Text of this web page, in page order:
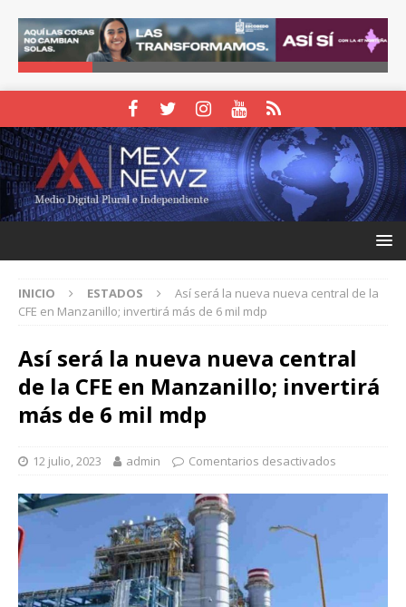
INICIO ESTADOS
Así será la nueva nueva central de la
CFE en Manzanillo; invertirá más de 6 mil mdp
Así será la nueva nueva central
de la CFE en Manzanillo; invertirá
más de 6 mil mdp
12 julio, 2023 admin Comentarios desactivados